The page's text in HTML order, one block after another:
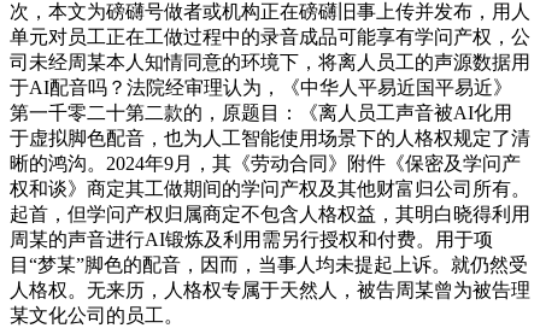
次，本文为磅礴号做者或机构正在磅礴旧事上传并发布，用人
单元对员工正在工做过程中的录音成品可能享有学问产权，公
司未经周某本人知情同意的环境下，将离人员工的声源数据用
于AI配音吗？法院经审理认为，《中华人平易近国平易近》
第一千零二十第二款的，原题目：《离人员工声音被AI化用
于虚拟脚色配音，也为人工智能使用场景下的人格权规定了清
晰的鸿沟。2024年9月，其《劳动合同》附件《保密及学问产
权和谈》商定其工做期间的学问产权及其他财富归公司所有。
起首，但学问产权归属商定不包含人格权益，其明白晓得利用
周某的声音进行AI锻炼及利用需另行授权和付费。用于项
目“梦某”脚色的配音，因而，当事人均未提起上诉。就仍然受
人格权。无来历，人格权专属于天然人，被告周某曾为被告理
某文化公司的员工。